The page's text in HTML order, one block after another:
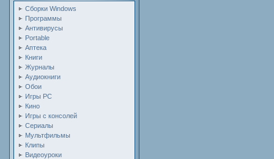
Сборки Windows
Программы
Антивирусы
Portable
Аптека
Книги
Журналы
Аудиокниги
Обои
Игры PC
Кино
Игры с консолей
Сериалы
Мультфильмы
Клипы
Видеоуроки